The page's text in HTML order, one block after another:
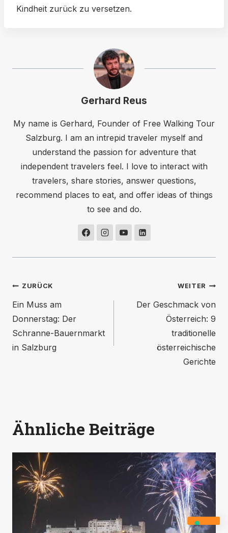
Kindheit zurück zu versetzen.
Gerhard Reus
My name is Gerhard, Founder of Free Walking Tour
Salzburg. I am an intrepid traveler myself and
understand the passion for adventure that
independent travelers feel. I love to interact with
travelers, share stories, answer questions,
recommend places to eat, and offer ideas of things
to see and do.
Beitragsnavigation
ZURÜCK
Ein Muss am
Donnerstag: Der
Schranne-Bauernmarkt
in Salzburg
WEITER
Der Geschmack von
Österreich: 9
traditionelle
österreichische
Gerichte
Ähnliche Beiträge